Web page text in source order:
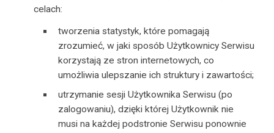
celach:
tworzenia statystyk, które pomagają
zrozumieć, w jaki sposób Użytkownicy Serwisu
korzystają ze stron internetowych, co
umożliwia ulepszanie ich struktury i zawartości;
utrzymanie sesji Użytkownika Serwisu (po
zalogowaniu), dzięki której Użytkownik nie
musi na każdej podstronie Serwisu ponownie